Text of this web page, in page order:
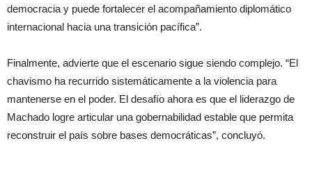
democracia y puede fortalecer el acompañamiento diplomático
internacional hacia una transición pacífica”.
Finalmente, advierte que el escenario sigue siendo complejo. “El
chavismo ha recurrido sistemáticamente a la violencia para
mantenerse en el poder. El desafío ahora es que el liderazgo de
Machado logre articular una gobernabilidad estable que permita
reconstruir el país sobre bases democráticas”, concluyó.